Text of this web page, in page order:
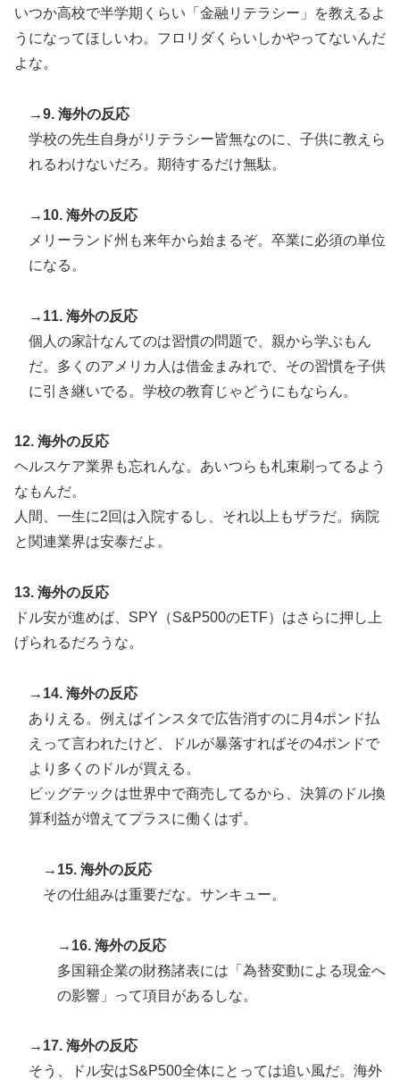
いつか高校で半学期くらい「金融リテラシー」を教えるよ
うになってほしいわ。フロリダくらいしかやってないんだ
よな。
→9. 海外の反応
学校の先生自身がリテラシー皆無なのに、子供に教えら
れるわけないだろ。期待するだけ無駄。
→10. 海外の反応
メリーランド州も来年から始まるぞ。卒業に必須の単位
になる。
→11. 海外の反応
個人の家計なんてのは習慣の問題で、親から学ぶもん
だ。多くのアメリカ人は借金まみれで、その習慣を子供
に引き継いでる。学校の教育じゃどうにもならん。
12. 海外の反応
ヘルスケア業界も忘れんな。あいつらも札束刷ってるよう
なもんだ。
人間、一生に2回は入院するし、それ以上もザラだ。病院
と関連業界は安泰だよ。
13. 海外の反応
ドル安が進めば、SPY（S&P500のETF）はさらに押し上
げられるだろうな。
→14. 海外の反応
ありえる。例えばインスタで広告消すのに月4ポンド払
えって言われたけど、ドルが暴落すればその4ポンドで
より多くのドルが買える。
ビッグテックは世界中で商売してるから、決算のドル換
算利益が増えてプラスに働くはず。
→15. 海外の反応
その仕組みは重要だな。サンキュー。
→16. 海外の反応
多国籍企業の財務諸表には「為替変動による現金へ
の影響」って項目があるしな。
→17. 海外の反応
そう、ドル安はS&P500全体にとっては追い風だ。海外